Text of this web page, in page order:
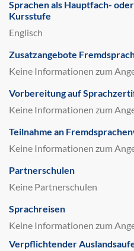
Sprachen als Hauptfach-
Kursstufe
Englisch
Zusatzangebote
Keine Informationen zum
Vorbereitung auf
Keine Informationen zum
Teilnahme an
Keine Informationen zum
Partnerschulen
Keine Partnerschulen
Sprachreisen
Keine Informationen zum
Verpflichtender